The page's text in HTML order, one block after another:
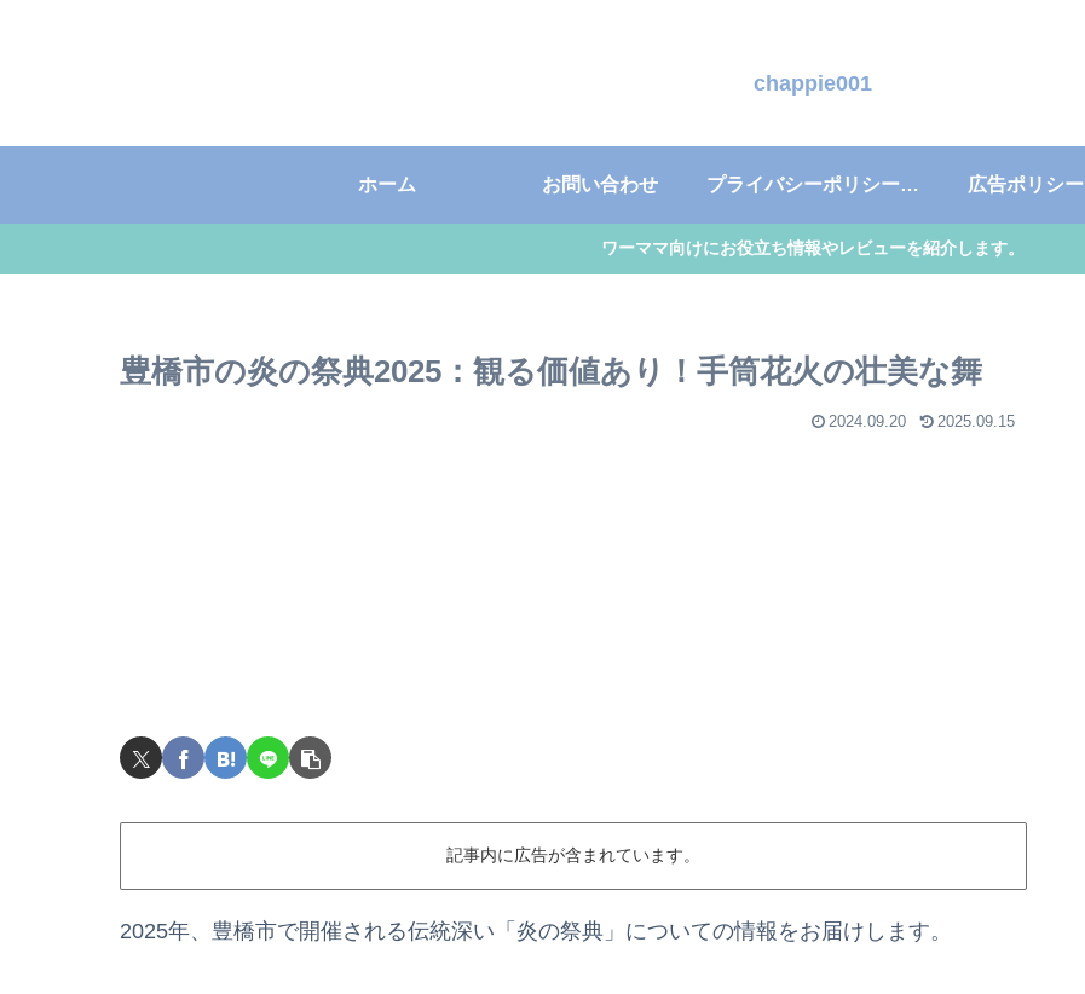
chappie001
ホーム お問い合わせ プライバシーポリシー・免責事項 広告ポリシー
ワーママ向けにお役立ち情報やレビューを紹介します。
豊橋市の炎の祭典2025：観る価値あり！手筒花火の壮美な舞
2024.09.20 2025.09.15
記事内に広告が含まれています。
2025年、豊橋市で開催される伝統深い「炎の祭典」についての情報をお届けします。